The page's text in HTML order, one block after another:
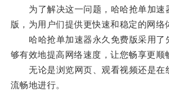
为了解决这一问题，哈哈抢单加速
版，为用户们提供更快速和稳定的网络
哈哈抢单加速器永久免费版采用了
够有效地提高网络速度，让您畅享更顺
无论是浏览网页、观看视频还是在
流畅地进行。